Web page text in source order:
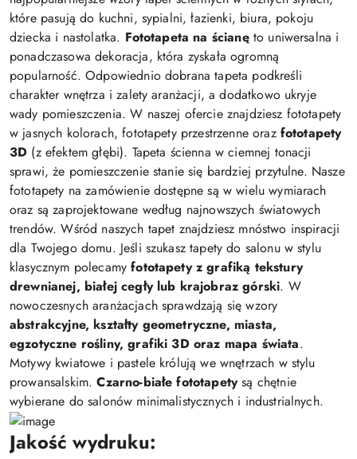
które pasują do kuchni, sypialni, łazienki, biura, pokoju
dziecka i nastolatka. Fototapeta na ścianęto uniwersalna i
ponadczasowa dekoracja, która zyskała ogromną
popularność. Odpowiednio dobrana tapeta podkreśli
charakter wnętrza i zalety aranżacji, a dodatkowo ukryje
wady pomieszczenia. W naszej ofercie znajdziesz fototapety
w jasnych kolorach, fototapety przestrzenne oraz fototapety
3D (z efektem głębi). Tapeta ścienna w ciemnej tonacji
sprawi, że pomieszczenie stanie się bardziej przytulne. Nasze
fototapety na zamówienie dostępne są w wielu wymiarach
oraz są zaprojektowane według najnowszych światowych
trendów. Wśród naszych tapet znajdziesz mnóstwo inspiracji
dla Twojego domu. Jeśli szukasz tapety do salonu w stylu
klasycznym polecamyfototapety z grafiką tekstury
drewnianej, białej cegły lub krajobraz górski. W
nowoczesnych aranżacjach sprawdzają się wzory
abstrakcyjne, kształty geometryczne, miasta,
egzotyczne rośliny, grafiki 3D oraz mapa świata.
Motywy kwiatowe i pastele królują we wnętrzach w stylu
prowansalskim.Czarno-białe fototapetysą chętnie
wybierane do salonów minimalistycznych i industrialnych.
Jakość wydruku: